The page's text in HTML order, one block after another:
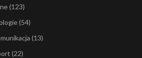
(123)
(54)
(13)
(22)